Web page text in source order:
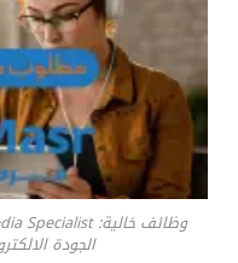
الجودة